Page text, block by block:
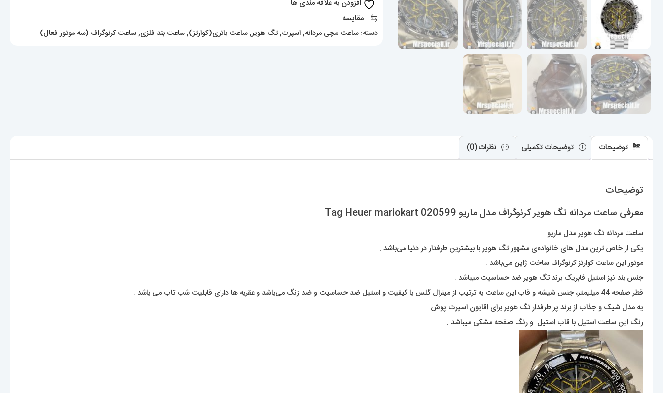
Tag
افزودن به علاقه مندی ها
مقایسه
دسته: ساعت مچی مردانه,اسپرت,تگ هویر,ساعت باتری(کوارتز),ساعت بند فلزی,ساعت کرنوگراف (سه موتور فعال)
توضیحات توضیحات تکمیلی نظرات (0)
توضیحات
معرفی ساعت مردانه تگ هویر کرنوگراف مدل ماریو Tag Heuer mariokart 020599
ساعت مردانه تگ هویر مدل ماریو
یکی از خاص ترین مدل های خانواده‌ی مشهور تگ هویر با بیشترین طرفدار در دنیا می‌باشد .
موتور این ساعت کوارتز کرنوگراف ساخت ژاپن می‌باشد .
جنس بند نیز استیل فابریک برند تگ هویر ضد حساسیت میباشد .
قطر صفحه 44 میلیمتر، جنس شیشه و قاب این ساعت به ترتیب از مینرال گلس با کیفیت و استیل ضد حساسیت و ضد زنگ می‌باشد و عقربه ها دارای قابلیت شب تاب می باشد .
یه مدل شیک و جذاب از برند پر طرفدار تگ هویر برای اقایون اسپرت پوش
رنگ این ساعت استیل با قاب استیل و رنگ صفحه مشکی میباشد .